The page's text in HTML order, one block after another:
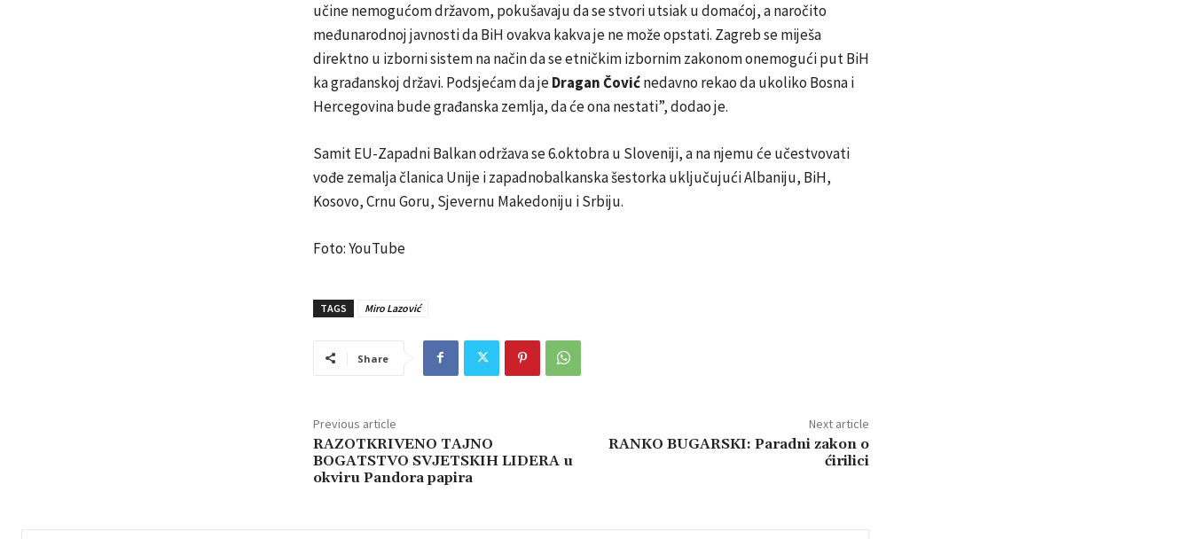
učine nemogućom državom, pokušavaju da se stvori utsiak u domaćoj, a naročito
međunarodnoj javnosti da BiH ovakva kakva je ne može opstati. Zagreb se miješa
direktno u izborni sistem na način da se etničkim izbornim zakonom onemogući put BiH
ka građanskoj državi. Podsjećam da jeDragan Čovićnedavno rekao da ukoliko Bosna i
Hercegovina bude građanska zemlja, da će ona nestati”, dodao je.
Samit EU-Zapadni Balkan održava se 6.oktobra u Sloveniji, a na njemu će učestvovati
vođe zemalja članica Unije i zapadnobalkanska šestorka uključujući Albaniju, BiH,
Kosovo, Crnu Goru, Sjevernu Makedoniju i Srbiju.
Foto: YouTube
TAGS Miro Lazović
Share
Previous article
RAZOTKRIVENO TAJNO
BOGATSTVO SVJETSKIH LIDERA u
okviru Pandora papira
Next article
RANKO BUGARSKI: Paradni zakon o
ćirilici